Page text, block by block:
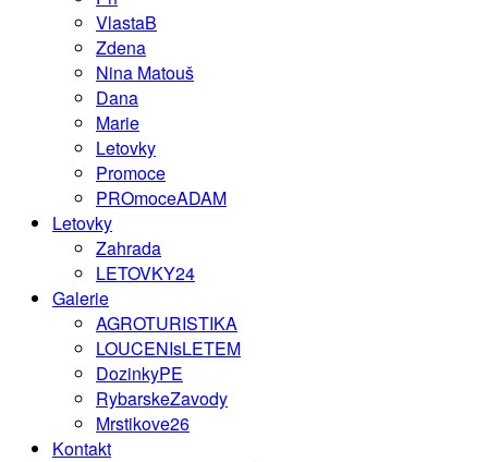
VlastaB
Zdena
Nina Matouš
Dana
Marie
Letovky
Promoce
PROmoceADAM
Letovky
Zahrada
LETOVKY24
Galerie
AGROTURISTIKA
LOUCENIsLETEM
DozinkyPE
RybarskeZavody
Mrstikove26
Kontakt